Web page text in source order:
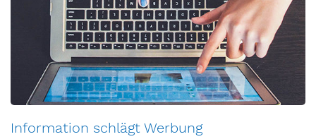
Information schlägt Werbung